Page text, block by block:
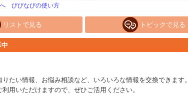
びびなびの使い方
リストで見る トピックで見る
中
たい情報、お悩み相談など、いろいろな情報を交換できます。
用いただけますので、ぜひご活用ください。